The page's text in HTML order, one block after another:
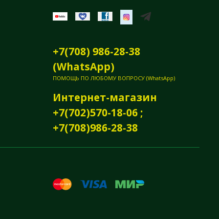
+7(708) 986-28-38
(WhatsApp)
ПОМОЩЬ ПО ЛЮБОМУ ВОПРОСУ (WhatsApp)
Интернет-магазин
+7(702)570-18-06 ;
+7(708)986-28-38